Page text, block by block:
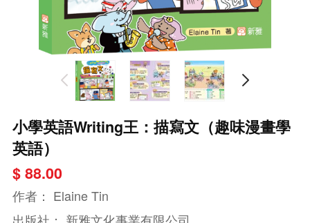
小學英語Writing王：描寫文（趣味漫畫學
英語）
$ 88.00
作者： Elaine Tin